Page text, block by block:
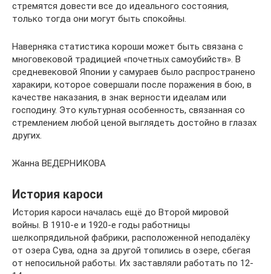
стремятся довести все до идеального состояния,
только тогда они могут быть спокойны.
Наверняка статистика короши может быть связана с
многовековой традицией «почетных самоубийств». В
средневековой Японии у самураев было распространено
харакири, которое совершали после поражения в бою, в
качестве наказания, в знак верности идеалам или
господину. Это культурная особенность, связанная со
стремлением любой ценой выглядеть достойно в глазах
других.
Жанна ВЕДЕРНИКОВА
История кароси
История кароси началась ещё до Второй мировой
войны. В 1910-е и 1920-е годы работницы
шелкопрядильной фабрики, расположенной неподалёку
от озера Сува, одна за другой топились в озере, сбегая
от непосильной работы. Их заставляли работать по 12-